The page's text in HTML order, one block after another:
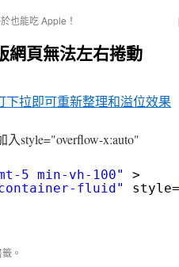
也能吃 Apple！
頁無法左右捲動
下拉即可重新整理和溢位效果
入style="overflow-x:auto"
5 min-vh-100"
>
fluid" style=
。